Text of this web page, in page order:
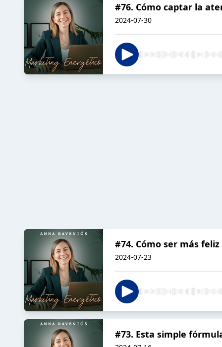
#76. Cómo captar la
2024-07-30
#74. Cómo ser más
2024-07-23
#73. Esta simple